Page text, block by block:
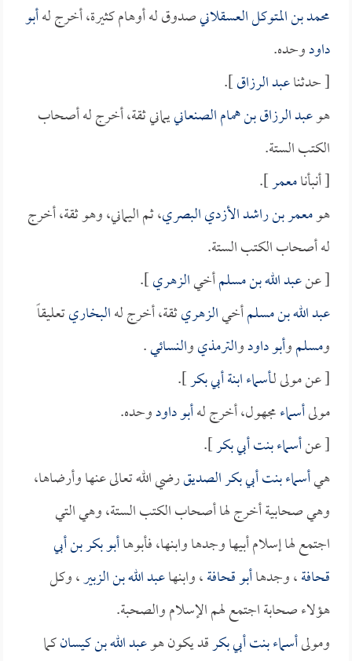
محمد بن المتوكل العسقلانيصدوق له أوهام كثيرة، أخرج لهأبو
داودوحده.
[ حدثناعبد الرزاق].
هوعبد الرزاق بن همام الصنعانييماني ثقة، أخرج له أصحاب
الكتب الستة.
[ أنبأنامعمر].
هومعمر بن راشد الأزدي البصري، ثم اليماني، وهو ثقة، أخرج
له أصحاب الكتب الستة.
[ عنعبد الله بن مسلمأخيالزهري].
عبد الله بن مسلمأخيالزهريثقة، أخرج لهالبخاريتعليقاً
ومسلموأبو داودوالترمذيوالنسائي.
[ عن مولى لـأسماء ابنة أبي بكر].
مولىأسماءمجهول، أخرج لهأبو داودوحده.
[ عنأسماء بنت أبي بكر].
هيأسماء بنت أبي بكر الصديقرضي الله تعالى عنها وأرضاها،
وهي صحابية أخرج لها أصحاب الكتب الستة، وهي التي
اجتمع لها إسلام أبيها وجدها وابنها، فأبوهاأبو بكر بن أبي
قحافة، وجدهاأبو قحافة، وابنهاعبد الله بن الزبير، وكل
هؤلاء صحابة اجتمع لهم الإسلام والصحبة.
ومولىأسماء بنت أبي بكرقد يكون هوعبد الله بن كيسانكما